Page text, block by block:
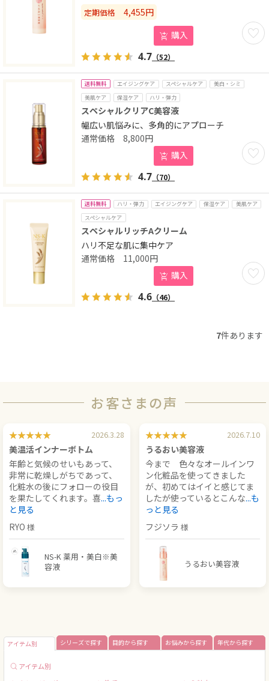
お気
定期価格 4,455円
購入
4.7 （52）
送料無料 エイジングケア スペシャルケア
美白・シミ
美肌ケア
保湿ケア ハリ・弾力
スペシャルクリアC美容液
幅広い肌悩みに、多角的にアプローチ
お気
8,800円
購入
4.7 （70）
送料無料 ハリ・弾力 エイジングケア 保湿ケア
美肌ケア
スペシャルケア
スペシャルリッチAクリーム
ハリ不足な肌に集中ケア
お気
11,000円
購入
4.6 （46）
7件あります
お客さまの声
2026.3.28
美温活インナーボトム
年齢と気候のせいもあって、
非常に乾燥しがちであって、
化粧水の後にフォローの役目
を果たしてくれます。喜...もっ
と見る
RYO
NS-K 薬用・美白※美
容液
2026.7.10
うるおい美容液
今まで 色々なオールインワ
ン化粧品を使ってきました
が、初めてはイイと感じてま
したが使っているとこんな...も
っと見る
フジソラ
うるおい美容液
アイテム別 シリーズで探す 目的から探す お悩みから探す 年代から探す
アイテム別